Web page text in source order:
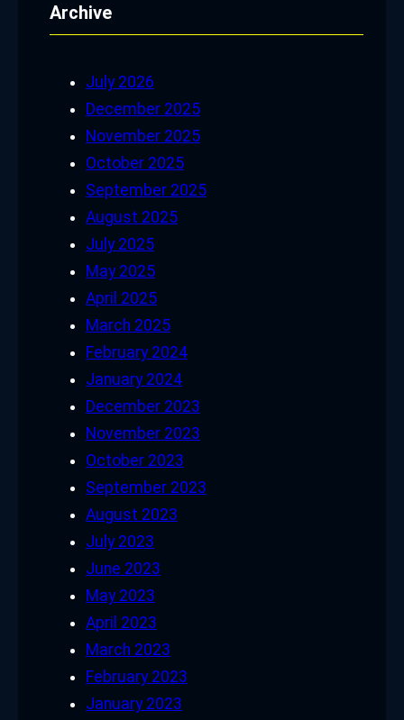
rArchive
July 2026
December 2025
November 2025
October 2025
September 2025
August 2025
July 2025
May 2025
April 2025
March 2025
February 2024
January 2024
December 2023
November 2023
October 2023
September 2023
August 2023
July 2023
June 2023
May 2023
April 2023
March 2023
February 2023
January 2023